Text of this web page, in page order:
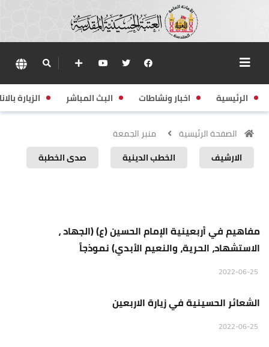
الرئيسية اخبار ونشاطات البث المباشر الزيارة
الصفحة الرئيسية
منبر الجمعة
الارشيف
الخطب الدينية صدى الخطبة
مفاهيم في أربعينية الإمام الحسين (ع) (الجهاد ،
الاستشهاد، الحرية، والنعيم الأبدي) نموذجاً
منبر الجمعة
الشعائر الحسينية في زيارة الاربعين
منبر الجمعة